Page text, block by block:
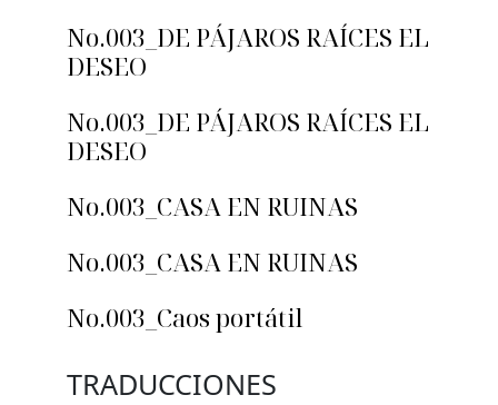
No.003_DE PÁJAROS RAÍCES EL
DESEO
No.003_DE PÁJAROS RAÍCES EL
DESEO
No.003_CASA EN RUINAS
No.003_CASA EN RUINAS
No.003_Caos portátil
TRADUCCIONES